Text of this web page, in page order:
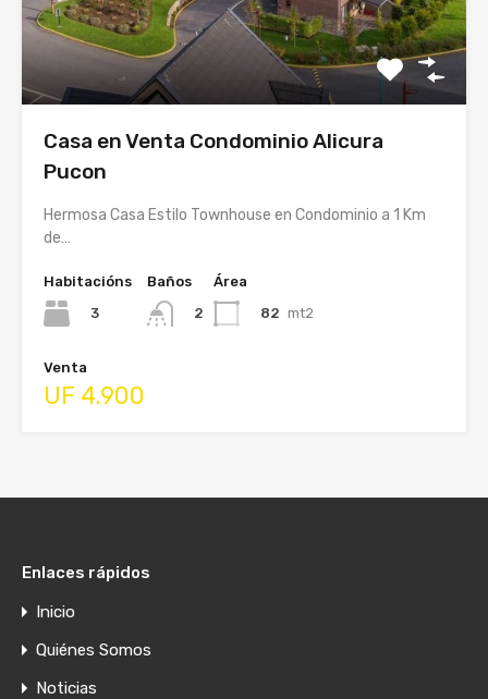
Casa en Venta Condominio Alicura
Pucon
Hermosa Casa Estilo Townhouse en Condominio a 1 Km
de…
Habitacións
3
Baños
2
Área
82 mt2
Venta
UF 4.900
Enlaces rápidos
Inicio
Quiénes Somos
Noticias